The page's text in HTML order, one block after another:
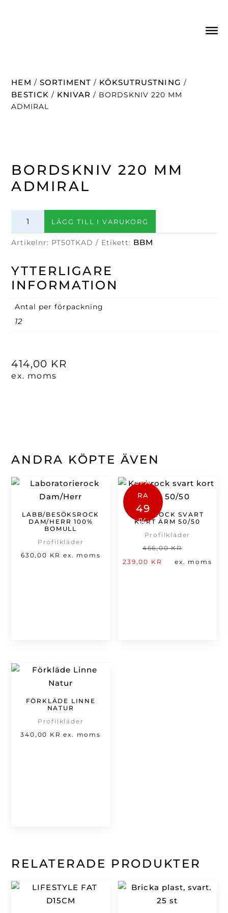
HEM / SORTIMENT / KÖKSUTRUSTNING /
BESTICK / KNIVAR / BORDSKNIV 220 MM
ADMIRAL
BORDSKNIV 220 MM
ADMIRAL
Artikelnr: PT50TKAD Etikett: BBM
YTTERLIGARE
INFORMATION
Antal per förpackning
12
414,00 KR
ex. moms
mm
LÄGG TILL I VARUKORG
ANDRA KÖPTE ÄVEN
LABB/BESÖKSROCK
DAM/HERR 100%
BOMULL
Profilkläder
630,00 KR ex. moms
SPA
RA
49
%
KOCKROCK SVART
KORT ÄRM 50/50
Profilkläder
466,00KR
239,00 KR
Det
ex. moms
FÖRKLÄDE LINNE
NATUR
Profilkläder
340,00 KR ex. moms
RELATERADE PRODUKTER